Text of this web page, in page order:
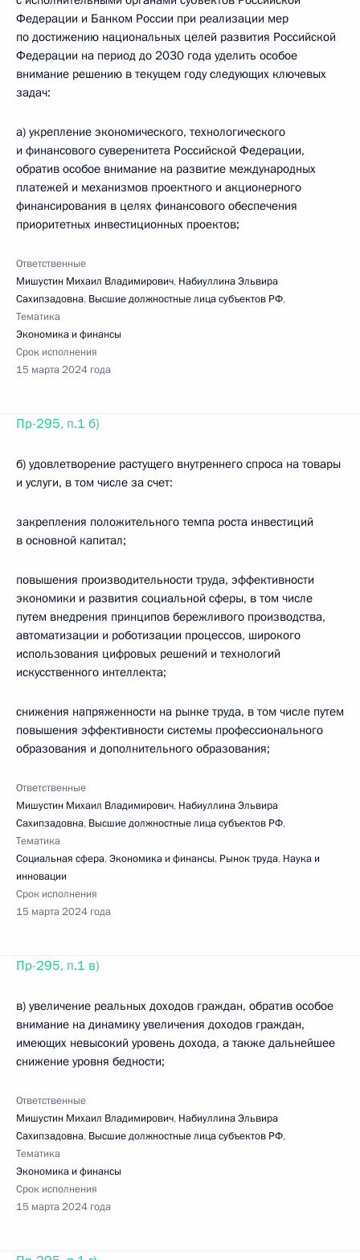
Федерации и Банком России при реализации мер
по достижению национальных целей развития Российской
Федерации на период до 2030 года уделить особое
внимание решению в текущем году следующих ключевых
задач:
а) укрепление экономического, технологического
и финансового суверенитета Российской Федерации,
обратив особое внимание на развитие международных
платежей и механизмов проектного и акционерного
финансирования в целях финансового обеспечения
приоритетных инвестиционных проектов;
Ответственные
Мишустин Михаил Владимирович, Набиуллина Эльвира
Сахипзадовна, Высшие должностные лица субъектов РФ,
Тематика
Экономика и финансы
Срок исполнения
15 марта 2024 года
Пр-295, п.1 б)
б) удовлетворение растущего внутреннего спроса на товары
и услуги, в том числе за счет:
закрепления положительного темпа роста инвестиций
в основной капитал;
повышения производительности труда, эффективности
экономики и развития социальной сферы, в том числе
путем внедрения принципов бережливого производства,
автоматизации и роботизации процессов, широкого
использования цифровых решений и технологий
искусственного интеллекта;
снижения напряженности на рынке труда, в том числе путем
повышения эффективности системы профессионального
образования и дополнительного образования;
Ответственные
Мишустин Михаил Владимирович, Набиуллина Эльвира
Сахипзадовна, Высшие должностные лица субъектов РФ,
Тематика
Социальная сфера,Экономика и финансы, Рынок труда, Наука и
инновации
Срок исполнения
15 марта 2024 года
Пр-295, п.1 в)
в) увеличение реальных доходов граждан, обратив особое
внимание на динамику увеличения доходов граждан,
имеющих невысокий уровень дохода, а также дальнейшее
снижение уровня бедности;
Ответственные
Мишустин Михаил Владимирович, Набиуллина Эльвира
Сахипзадовна, Высшие должностные лица субъектов РФ,
Тематика
Экономика и финансы
Срок исполнения
15 марта 2024 года